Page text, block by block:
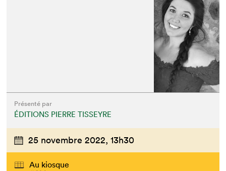
Présenté par
ÉDITIONS PIERRE TISSEYRE
25 novembre 2022, 13h30
Au kiosque